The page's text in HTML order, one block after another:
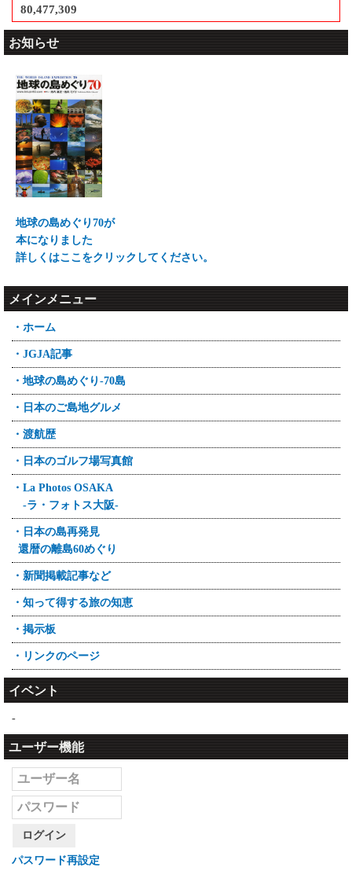
80,477,309
お知らせ
地球の島めぐり70が
本になりました
詳しくはここをクリックしてください。
メインメニュー
・ホーム
・JGJA記事
・地球の島めぐり-70島
・日本のご島地グルメ
・渡航歴
・日本のゴルフ場写真館
・La Photos OSAKA
-ラ・フォトス大阪-
・日本の島再発見
還暦の離島60めぐり
・新聞掲載記事など
・知って得する旅の知恵
・掲示板
・リンクのページ
イベント
-
ユーザー機能
ログイン
パスワード再設定